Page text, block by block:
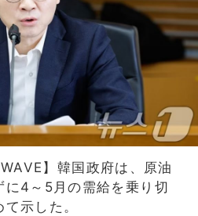
】韓国政府は、原油
に4～5月の需給を乗り切
示した。